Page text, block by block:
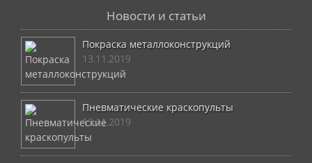
Новости и статьи
Покраска металлоконструкций
13.11.2019
Пневматические краскопульты
13.11.2019